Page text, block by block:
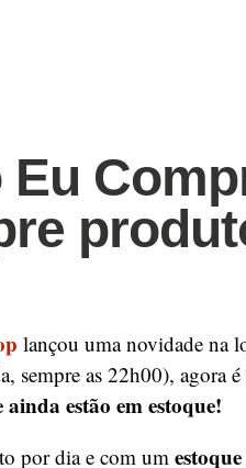
lançou uma novidade na
sempre as 22h00), agora é
estão em estoque!
por dia e com um